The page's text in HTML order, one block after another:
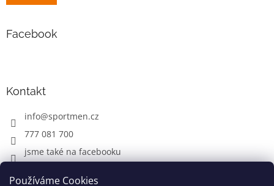
Používáme Cookies
Facebook
Kontakt
info@sportmen.cz
777 081 700
jsme také na facebooku